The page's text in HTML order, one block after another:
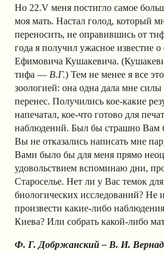
Но 22.V меня постигло самое
моя мать. Настал голод, который
переносить, не оправившись от
года я получил ужасное известие
Ефимовича Кушакевича.
тифа — В.Г.) Тем не менее я все
зоологией: она одна дала мне силы
перенес. Получились кое-какие
напечатал, кое-что готово для
наблюдений. Был бы страшно Вам
Вы не отказались написать мне
Вами было бы для меня прямо
удовольствием вспоминаю дни,
Староселье. Нет ли у Вас темок
биологических исследований? Не
произвести какие-либо
Киева? Или собрать какой-либо
Ф. Г. Добржанский – В. И.